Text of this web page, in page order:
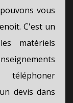
vous
C'est un
matériels
téléphoner
devis dans